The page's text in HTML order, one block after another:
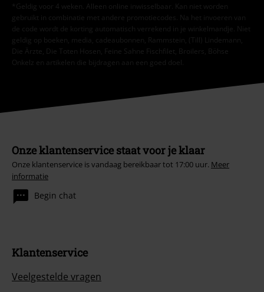
*Geldig voor 4 weken. Alleen online inwisselbaar. Kan niet worden
gebruikt in combinatie met andere promotiecodes. Na het invoeren van
de code wordt de korting automatisch verrekend in je winkelmandje. Niet
geldig op boeken, media, cadeaubonnen, Rammstein, (Till) Lindemann,
Die Ärzte, Die Toten Hosen, Feine Sahne Fischfilet, Broilers, Böhse
Onkelz en artikelen die bijdragen aan een goed doel.
Onze klantenservice staat voor je klaar
Onze klantenservice is vandaag bereikbaar tot 17:00 uur. Meer
informatie
Begin chat
Klantenservice
Veelgestelde vragen